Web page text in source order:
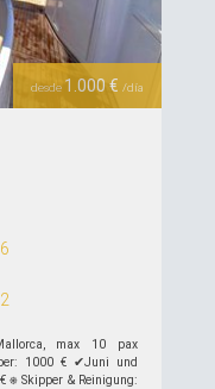
desde 1.000 € /día
6
2
max 10 pax
1000 € ✔︎Juni und
⎈ Skipper & Reinigung: